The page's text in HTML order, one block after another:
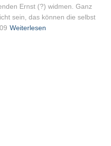
Ernst (?) widmen. Ganz
sein, das können die selbst
Weiterlesen